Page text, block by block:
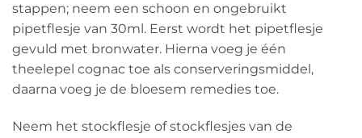
stappen; neem een schoon en ongebruikt
pipetflesje van 30ml. Eerst wordt het pipetflesje
gevuld met bronwater. Hierna voeg je één
theelepel cognac toe als conserveringsmiddel,
daarna voeg je de bloesem remedies toe.
Neem het stockflesje of stockflesjes van de